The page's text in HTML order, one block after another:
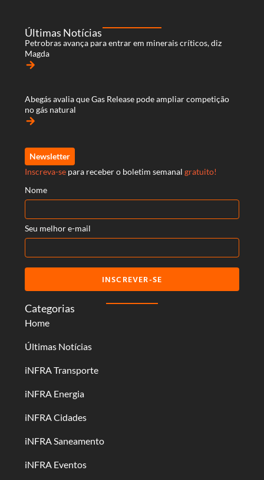
Categorias
Home
Últimas Notícias
iNFRA Transporte
iNFRA Energia
iNFRA Cidades
iNFRA Saneamento
iNFRA Eventos
Últimas Notícias
Petrobras avança para entrar em minerais críticos, diz
Magda
arrow_forward
Abegás avalia que Gas Release pode ampliar competição
no gás natural
arrow_forward
Newsletter
Inscreva-se para receber o boletim semanal gratuito!
Nome
Seu melhor e-mail
INSCREVER-SE